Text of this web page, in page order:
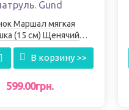
Маршал мягкая
(15 см) Щенячий
патруль. Gund
В корзину >>
599.00грн.